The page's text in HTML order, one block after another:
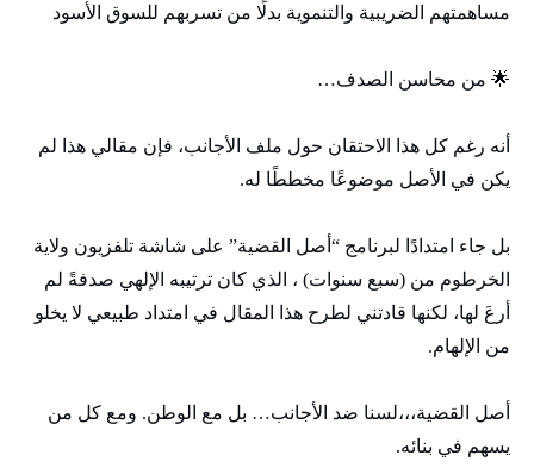
مساهمتهم الضريبية والتنموية بدلًا من تسربهم للسوق الأسود
🌟 من محاسن الصدف…
أنه رغم كل هذا الاحتقان حول ملف الأجانب، فإن مقالي هذا لم
يكن في الأصل موضوعًا مخططًا له.
بل جاء امتدادًا لبرنامج “أصل القضية” على شاشة تلفزيون ولاية
الخرطوم من (سبع سنوات) ، الذي كان ترتيبه الإلهي صدفةً لم
أرعَ لها، لكنها قادتني لطرح هذا المقال في امتداد طبيعي لا يخلو
من الإلهام.
أصل القضية،،،لسنا ضد الأجانب… بل مع الوطن. ومع كل من
يسهم في بنائه.